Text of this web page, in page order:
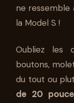
ne ressemble
la Model S !
Oubliez les
boutons,
du tout ou
de 20